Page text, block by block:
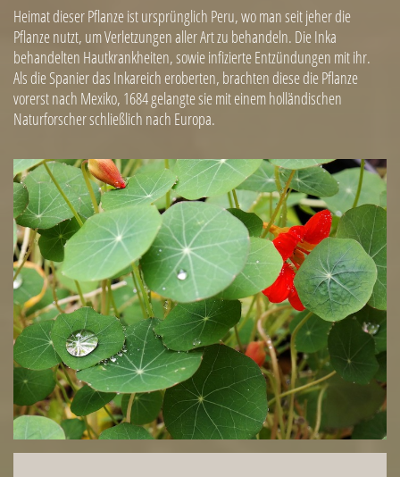
Heimat dieser Pflanze ist ursprünglich Peru, wo man seit jeher die
Pflanze nutzt, um Verletzungen aller Art zu behandeln. Die Inka
behandelten Hautkrankheiten, sowie infizierte Entzündungen mit ihr.
Als die Spanier das Inkareich eroberten, brachten diese die Pflanze
vorerst nach Mexiko, 1684 gelangte sie mit einem holländischen
Naturforscher schließlich nach Europa.
Image